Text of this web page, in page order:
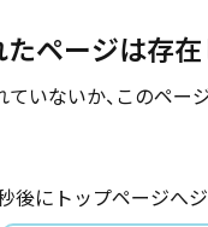
ページは存在
いないか、このペー
後にトップページへジ